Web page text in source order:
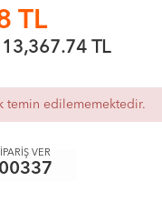
TL
13,367.74TL
temin edilememektedir.
VER